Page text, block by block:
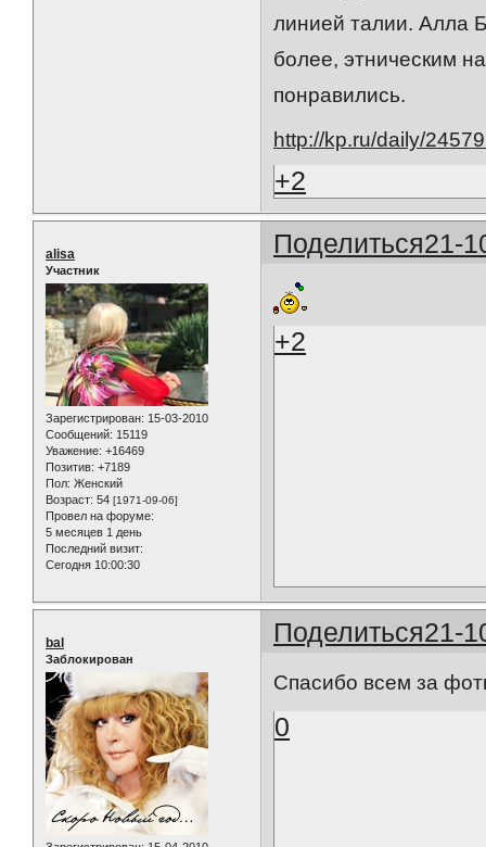
линией талии. Алла
более, этническим
понравились.
http://kp.ru/daily/
+2
Поделиться21-
alisa
Участник
Зарегистрирован: 15-03-2010
Сообщений: 15119
Уважение: +16469
Позитив: +7189
Пол: Женский
Возраст: 54 [1971-09-06]
Провел на форуме:
5 месяцев 1 день
Последний визит:
Сегодня 10:00:30
+2
Поделиться21-
bal
Заблокирован
Спасибо всем за
0